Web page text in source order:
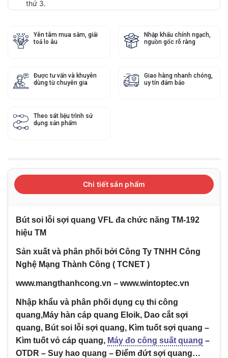
thứ 3.
Yên tâm mua sắm, giải
toả lo âu
Nhập khẩu chính ngạch,
nguồn gốc rõ ràng
Được tư vấn và khuyên
dùng từ chuyên gia
Giao hàng nhanh chóng,
uy tín đảm bảo
Theo sát liệu trình sử
dụng sản phẩm
Chi tiết sản phẩm
Bút soi lỗi sợi quang VFL đa chức năng TM-192
hiệu TM
Sản xuất và phân phối bởi Công Ty TNHH Công
Nghệ Mạng Thành Công ( TCNET )
www.mangthanhcong.vn – www.wintoptec.vn
Nhập khẩu và phân phối dụng cụ thi công
quang,Máy hàn cáp quang Eloik, Dao cắt sợi
quang, Bút soi lỗi sợi quang, Kìm tuốt sợi quang –
Kìm tuốt vỏ cáp quang, Máy đo công suất quang –
OTDR – Suy hao quang – Điểm đứt sợi quang…